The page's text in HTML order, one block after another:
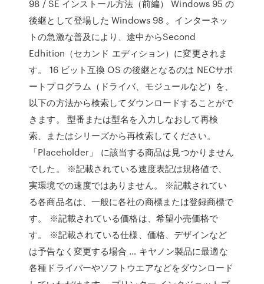
98 / SE インストール方法（前編） Windows 95 の
後継として登場した Windows 98 。インターネッ
トの急激な普及により、途中からSecond
Edhition（セカンド エディション）に変更されま
す。 16 ビット互換 OS の後継となるのは NECサポ
ートプログラム（ドライバ、モジュールなど）を、
以下の方法から検索してダウンロードすることがで
きます。 型番または型名を入力しなおして再検
索、またはシリーズから再検索してください。
「Placeholder」 に該当する商品は見つかりません
でした。 ※記載されている速度表記は規格値で、
実環境での速度ではありません。 ※記載されてい
る各商品名は、一般に各社の商標または登録商標で
す。 ※記載されている価格は、希望小売価格で
す。 ※記載されている仕様、価格、デザインなど
は予告なく変更する場合 … キヤノン製品に最適な
各種ドライバーやソフトウエアなどをダウンロード